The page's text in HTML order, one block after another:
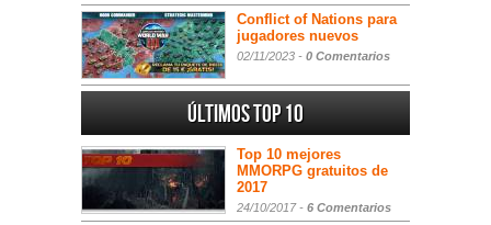
Conflict of Nations para
jugadores nuevos
02/11/2023 - 0 Comentarios
Últimos Top 10
Top 10 mejores
MMORPG gratuitos de
2017
24/10/2017 - 6 Comentarios